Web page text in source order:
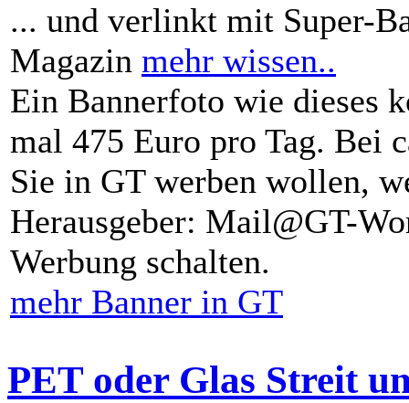
... und verlinkt mit Super-
Magazin mehr wissen..
Ein Bannerfoto wie dieses
mal 475 Euro pro Tag. Bei
Sie in GT werben wollen,
Herausgeber: Mail@GT-
Werbung schalten.
mehr Banner in GT
PET oder Glas Streit